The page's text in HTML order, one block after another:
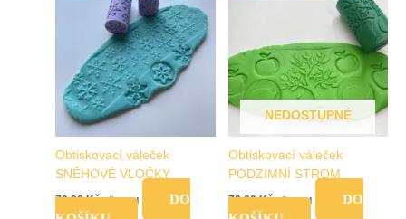
Obtiskovací váleček
SNĚHOVÉ VLOČKY
79,00Kč vč. DPH
DO
NEDOSTUPNÉ
Obtiskovací váleček
PODZIMNÍ STROM
79,00Kč vč. DPH
DO